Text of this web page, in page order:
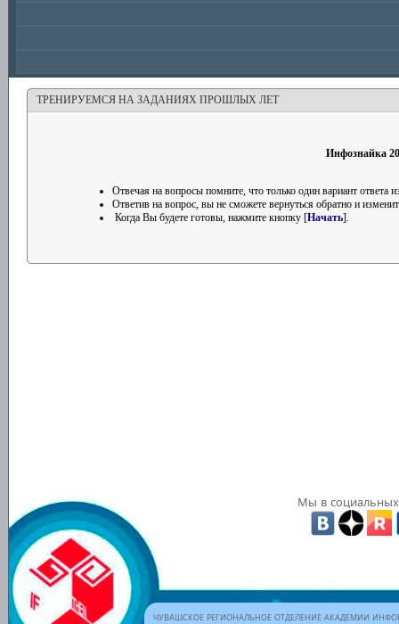
ТРЕНИРУЕМСЯ НА ЗАДАНИЯХ ПРОШЛЫХ ЛЕТ
Инфознайка
Отвечая на вопросы помните, что только один вариант ответа
Ответив на вопрос, вы не сможете вернуться обратно и
Когда Вы будете готовы, нажмите кнопку [Начать].
Мы в социальных
ЧУВАШСКОЕ РЕГИОНАЛЬНОЕ ОТДЕЛЕНИЕ АКАДЕМИИ